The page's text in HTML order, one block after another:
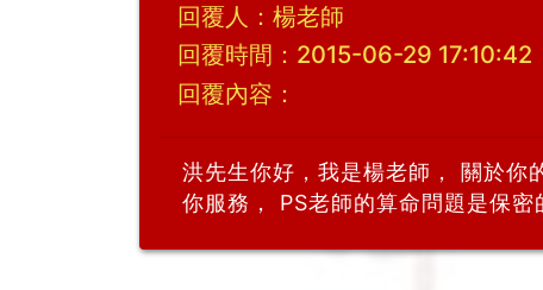
回覆人：楊老師
回覆時間：2015-06-29 17:10:42
回覆內容：
洪先生你好，我是楊老師， 關於你
你服務， PS老師的算命問題是保